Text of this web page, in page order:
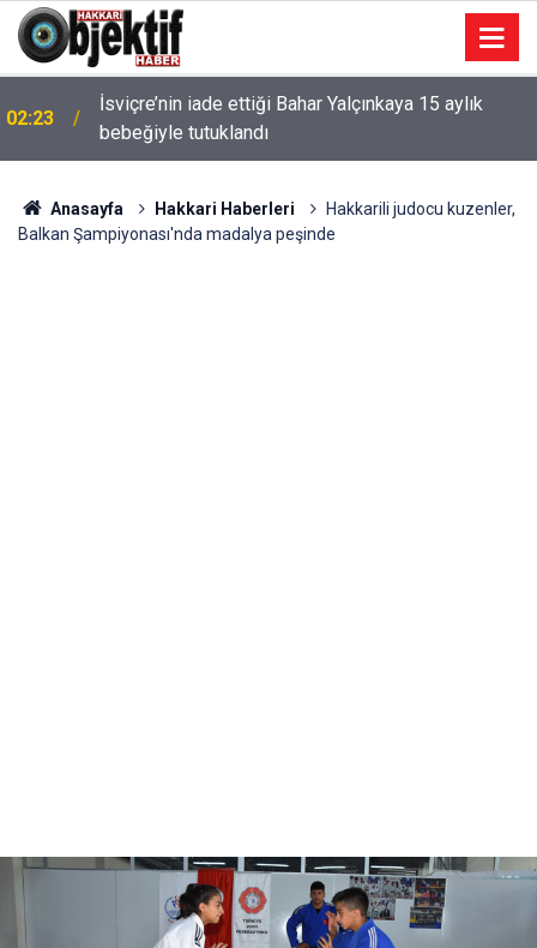
02:23
İsviçre’nin iade ettiği Bahar Yalçınkaya 15 aylık
bebeğiyle tutuklandı
Anasayfa Hakkari Haberleri
Hakkarili judocu kuzenler,
Balkan Şampiyonası'nda madalya peşinde